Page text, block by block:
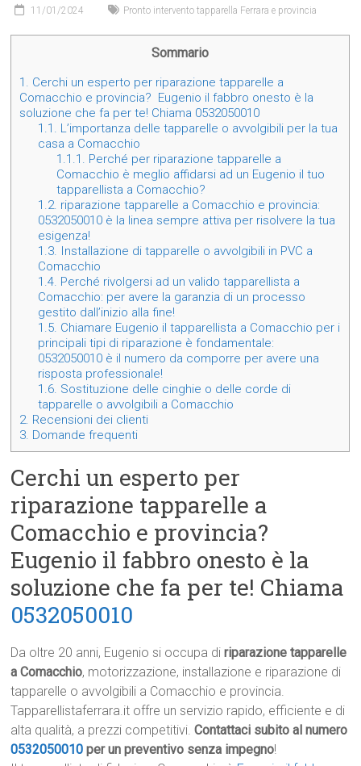
11/01/2024 Pronto intervento tapparella Ferrara e provincia
Sommario
1. Cerchi un esperto per riparazione tapparelle a
Comacchio e provincia? Eugenio il fabbro onesto è la
soluzione che fa per te! Chiama 0532050010
1.1. L’importanza delle tapparelle o avvolgibili per la tua
casa a Comacchio
1.1.1. Perché per riparazione tapparelle a
Comacchio è meglio affidarsi ad un Eugenio il tuo
tapparellista a Comacchio?
1.2. riparazione tapparelle a Comacchio e provincia:
0532050010 è la linea sempre attiva per risolvere la tua
esigenza!
1.3. Installazione di tapparelle o avvolgibili in PVC a
Comacchio
1.4. Perché rivolgersi ad un valido tapparellista a
Comacchio: per avere la garanzia di un processo
gestito dall’inizio alla fine!
1.5. Chiamare Eugenio il tapparellista a Comacchio per i
principali tipi di riparazione è fondamentale:
0532050010 è il numero da comporre per avere una
risposta professionale!
1.6. Sostituzione delle cinghie o delle corde di
tapparelle o avvolgibili a Comacchio
2. Recensioni dei clienti
3. Domande frequenti
Cerchi un esperto per
riparazione tapparelle a
Comacchio e provincia?
Eugenio il fabbro onesto è la
soluzione che fa per te! Chiama
0532050010
Da oltre 20 anni, Eugenio si occupa diriparazione tapparelle
a Comacchio, motorizzazione, installazione e riparazione di
tapparelle o avvolgibili a Comacchio e provincia.
Tapparellistaferrara.it offre un servizio rapido, efficiente e di
alta qualità, a prezzi competitivi.Contattaci subito al numero
0532050010 per un preventivo senza impegno!